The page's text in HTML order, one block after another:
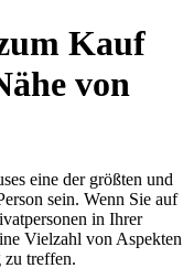
Kauf
von
eine der größten und
sein. Wenn Sie auf
in Ihrer
Vielzahl von Aspekten
zu treffen.